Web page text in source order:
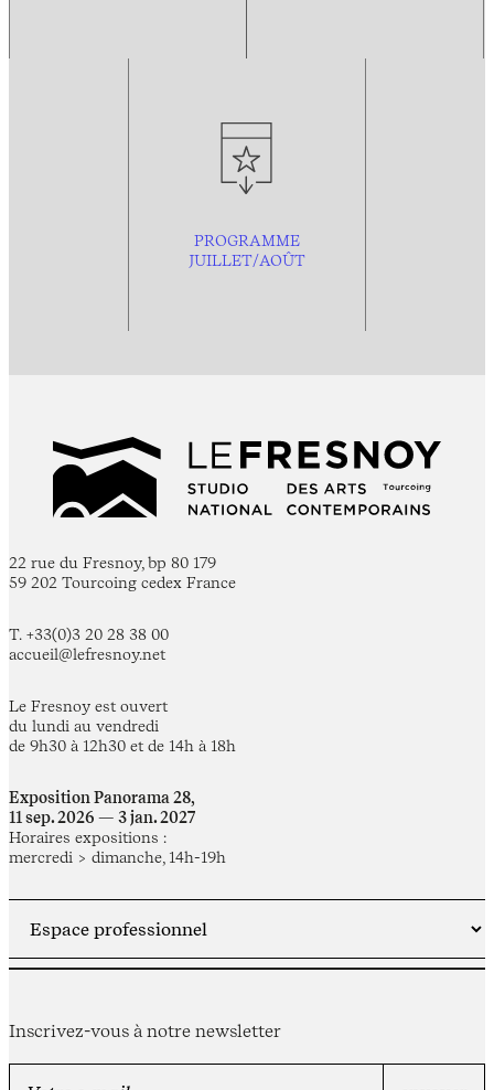
PROGRAMME
JUILLET/AOÛT
22 rue du Fresnoy, bp 80 179
59 202 Tourcoing cedex France
T. +33(0)3 20 28 38 00
accueil@lefresnoy.net
Le Fresnoy est ouvert
du lundi au vendredi
de 9h30 à 12h30 et de 14h à 18h
Exposition Panorama 28,
11 sep. 2026 — 3 jan. 2027
Horaires expositions :
mercredi > dimanche, 14h-19h
Inscrivez-vous à notre newsletter